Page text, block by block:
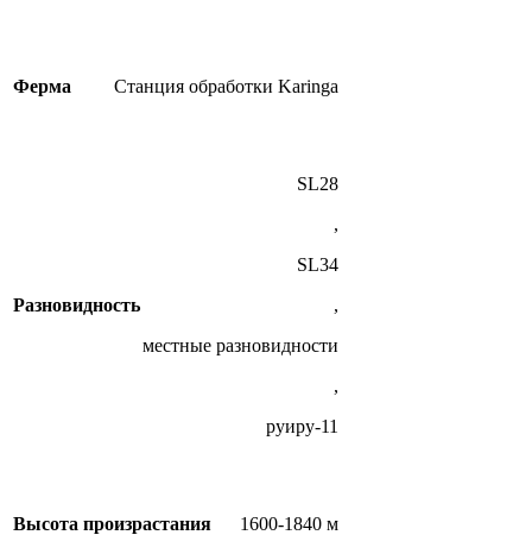
Ферма Станция обработки Karinga
Разновидность
SL28
,
SL34
,
местные разновидности
,
руиру-11
Высота произрастания 1600-1840 м